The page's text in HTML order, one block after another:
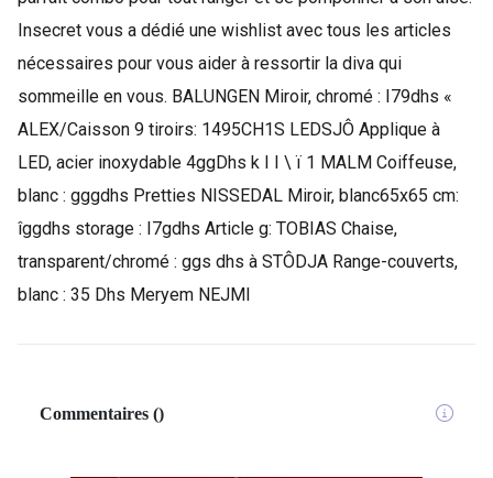
Insecret vous a dédié une wishlist avec tous les articles
nécessaires pour vous aider à ressortir la diva qui
sommeille en vous. BALUNGEN Miroir, chromé : I79dhs «
ALEX/Caisson 9 tiroirs: 1495CH1S LEDSJÔ Applique à
LED, acier inoxydable 4ggDhs k I I \ ï 1 MALM Coiffeuse,
blanc : gggdhs Pretties NISSEDAL Miroir, blanc65x65 cm:
îggdhs storage : I7gdhs Article g: TOBIAS Chaise,
transparent/chromé : ggs dhs à STÔDJA Range-couverts,
blanc : 35 Dhs Meryem NEJMI
Commentaires ()